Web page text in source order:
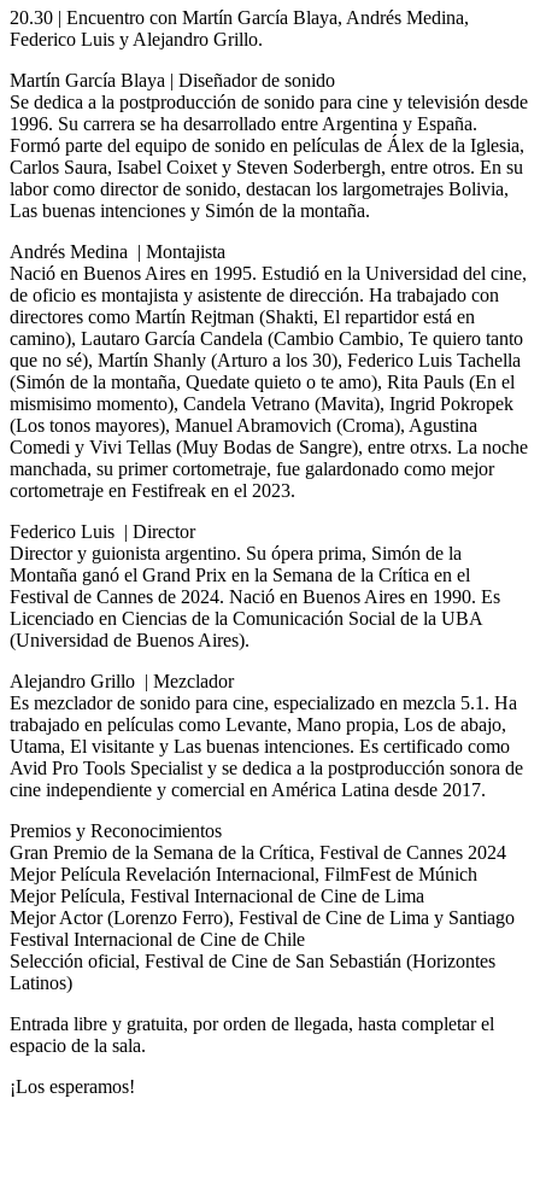
20.30 | Encuentro con Martín García Blaya, Andrés Medina,
Federico Luis y Alejandro Grillo.
Martín García Blaya | Diseñador de sonido
Se dedica a la postproducción de sonido para cine y televisión desde
1996. Su carrera se ha desarrollado entre Argentina y España.
Formó parte del equipo de sonido en películas de Álex de la Iglesia,
Carlos Saura, Isabel Coixet y Steven Soderbergh, entre otros. En su
labor como director de sonido, destacan los largometrajes Bolivia,
Las buenas intenciones y Simón de la montaña.
Andrés Medina | Montajista
Nació en Buenos Aires en 1995. Estudió en la Universidad del cine,
de oficio es montajista y asistente de dirección. Ha trabajado con
directores como Martín Rejtman (Shakti, El repartidor está en
camino), Lautaro García Candela (Cambio Cambio, Te quiero tanto
que no sé), Martín Shanly (Arturo a los 30), Federico Luis Tachella
(Simón de la montaña, Quedate quieto o te amo), Rita Pauls (En el
mismisimo momento), Candela Vetrano (Mavita), Ingrid Pokropek
(Los tonos mayores), Manuel Abramovich (Croma), Agustina
Comedi y Vivi Tellas (Muy Bodas de Sangre), entre otrxs. La noche
manchada, su primer cortometraje, fue galardonado como mejor
cortometraje en Festifreak en el 2023.
Federico Luis | Director
Director y guionista argentino. Su ópera prima, Simón de la
Montaña ganó el Grand Prix en la Semana de la Crítica en el
Festival de Cannes de 2024. Nació en Buenos Aires en 1990. Es
Licenciado en Ciencias de la Comunicación Social de la UBA
(Universidad de Buenos Aires).
Alejandro Grillo | Mezclador
Es mezclador de sonido para cine, especializado en mezcla 5.1. Ha
trabajado en películas como Levante, Mano propia, Los de abajo,
Utama, El visitante y Las buenas intenciones. Es certificado como
Avid Pro Tools Specialist y se dedica a la postproducción sonora de
cine independiente y comercial en América Latina desde 2017.
Premios y Reconocimientos
Gran Premio de la Semana de la Crítica, Festival de Cannes 2024
Mejor Película Revelación Internacional, FilmFest de Múnich
Mejor Película, Festival Internacional de Cine de Lima
Mejor Actor (Lorenzo Ferro), Festival de Cine de Lima y Santiago
Festival Internacional de Cine de Chile
Selección oficial, Festival de Cine de San Sebastián (Horizontes
Latinos)
Entrada libre y gratuita, por orden de llegada, hasta completar el
espacio de la sala.
¡Los esperamos!